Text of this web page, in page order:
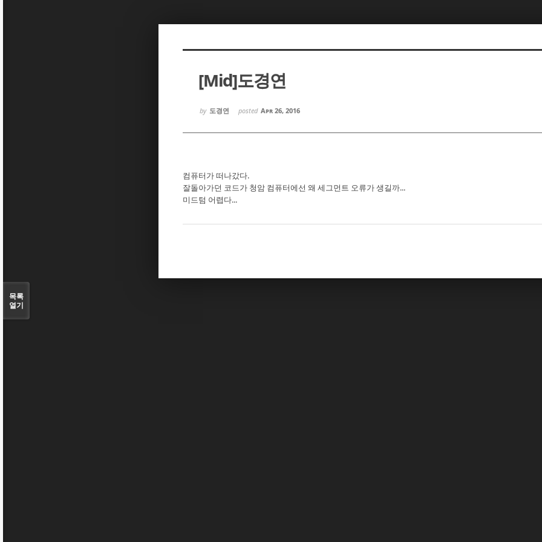
[Mid]도경연
by 도경연 posted Apr 26, 2016
컴퓨터가 떠나갔다.
잘돌아가던 코드가 청암 컴퓨터에선 왜 세그먼트 오류가 생길까...
미드텀 어렵다...
목록
열기
Sketchbook5, 스케치북5
Sketchbook5, 스케치북5
Sketchbook5, 스케치북5
Sketchbook5, 스케치북5